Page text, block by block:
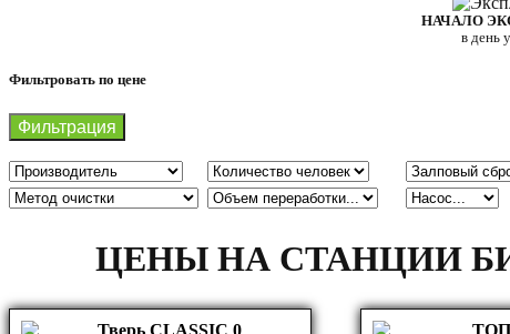
НАЧАЛО
в день
Фильтровать по цене
Фильтрация
ЦЕНЫ НА СТАНЦИИ